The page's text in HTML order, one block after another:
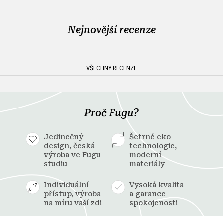
Nejnovější recenze
VŠECHNY RECENZE
Proč Fugu?
Jedinečný
design, česká
výroba ve Fugu
studiu
Šetrné eko
technologie,
moderní
materiály
Individuální
přístup, výroba
na míru vaší zdi
Vysoká kvalita
a garance
spokojenosti